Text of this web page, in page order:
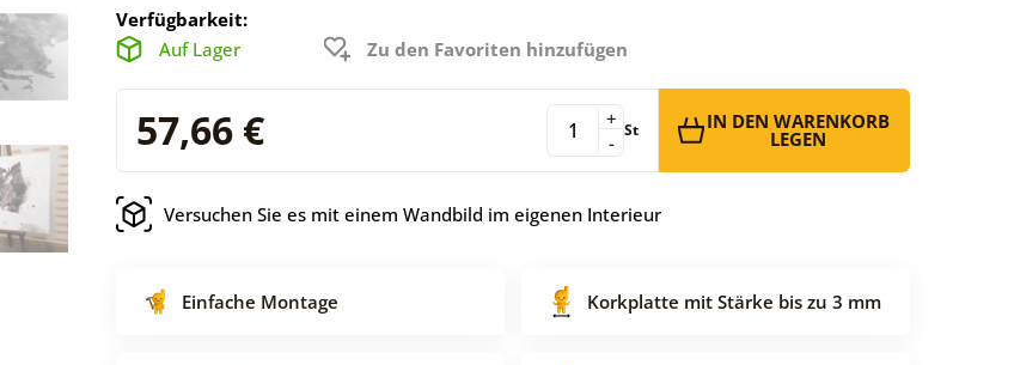
Verfügbarkeit:
Auf Lager
Zu den Favoriten hinzufügen
57,66 € -
+ St IN DEN WARENKORB
LEGEN
Versuchen Sie es mit einem Wandbild im eigenen Interieur
Einfache Montage Korkplatte mit Stärke bis zu 3 mm